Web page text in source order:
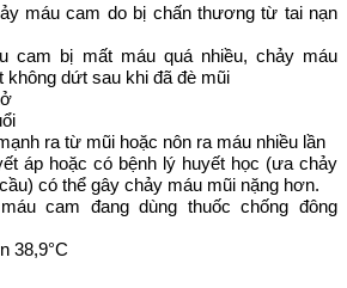
máu cam do bị chấn thương từ tai nạn
cam bị mất máu quá nhiều, chảy máu
không dứt sau khi đã đè mũi
ra từ mũi hoặc nôn ra máu nhiều lần
áp hoặc có bệnh lý huyết học (ưa chảy
có thể gây chảy máu mũi nặng hơn.
cam đang dùng thuốc chống đông
38,9°C